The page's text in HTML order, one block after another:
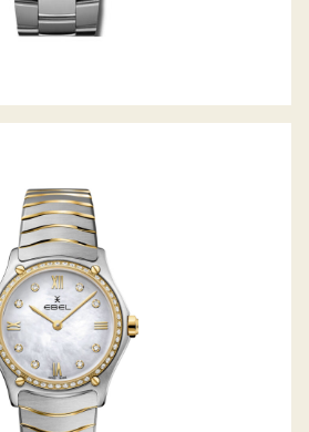
CLASSIC LADY